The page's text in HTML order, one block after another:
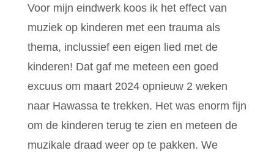
Voor mijn eindwerk koos ik het effect van
muziek op kinderen met een trauma als
thema, inclussief een eigen lied met de
kinderen! Dat gaf me meteen een goed
excuus om maart 2024 opnieuw 2 weken
naar Hawassa te trekken. Het was enorm fijn
om de kinderen terug te zien en meteen de
muzikale draad weer op te pakken. We